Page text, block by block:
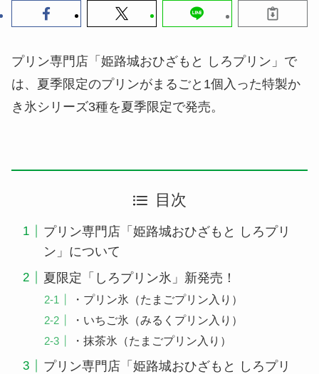
プリン専門店「姫路城おひざもと しろプリン」で
は、夏季限定のプリンがまるごと1個入った特製か
き氷シリーズ3種を夏季限定で発売。
目次
プリン専門店「姫路城おひざもと しろプリ
ン」について
夏限定「しろプリン氷」新発売！
・プリン氷（たまごプリン入り）
・いちご氷（みるくプリン入り）
・抹茶氷（たまごプリン入り）
プリン専門店「姫路城おひざもと しろプリ